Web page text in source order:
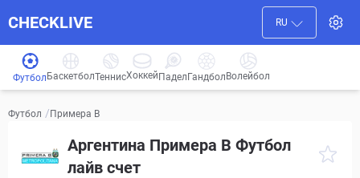
CHECKLIVE RU
Футбол БаскетболТеннисХоккей ПаделГандбол Волейбол
Футбол /Примера B
Аргентина Примера B Футбол
лайв счет